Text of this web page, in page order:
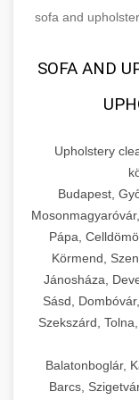
sofa and
SOFA AND
Upholstery
Budapest,
Pápa,
Körmend,
Jánosháza,
Sásd,
Szekszárd,
Balatonboglár,
Barcs,